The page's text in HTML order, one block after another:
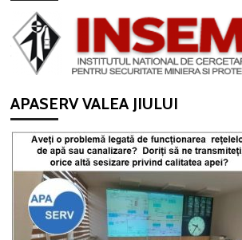
APASERV VALEA JIULUI